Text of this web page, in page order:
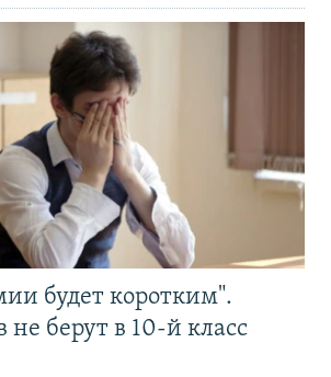
будет коротким".
берут в 10-й класс